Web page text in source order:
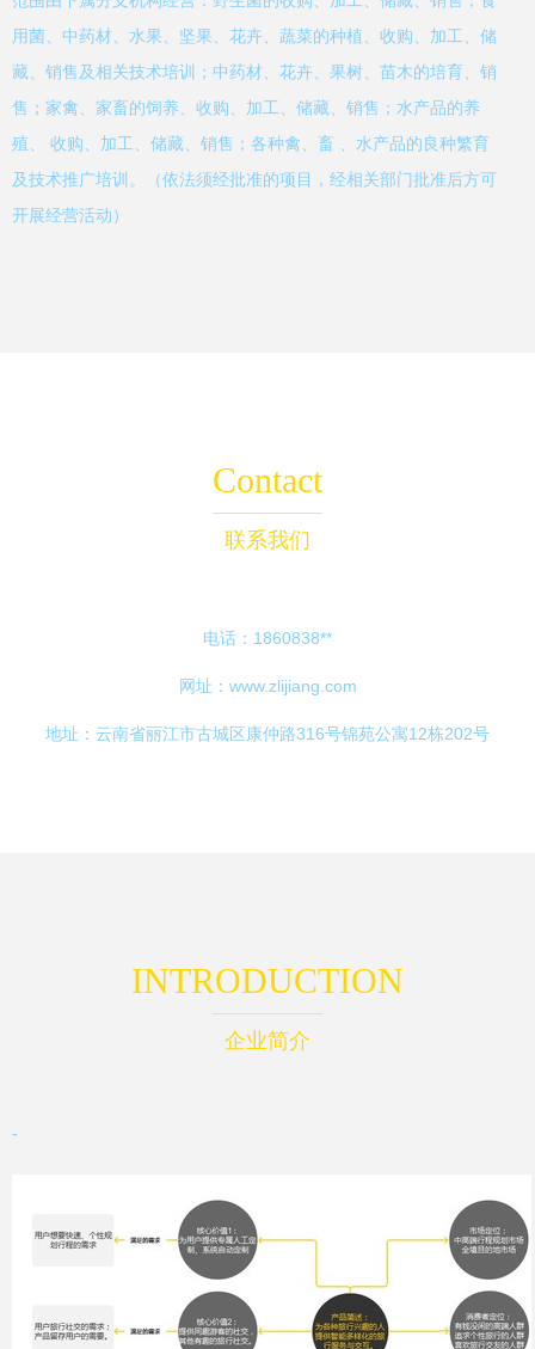
用菌、中药材、水果、坚果、花卉、蔬菜的种植、收购、加工、储
藏、销售及相关技术培训；中药材、花卉、果树、苗木的培育、销
售；家禽、家畜的饲养、收购、加工、储藏、销售；水产品的养
殖、 收购、加工、储藏、销售；各种禽、畜 、水产品的良种繁育
及技术推广培训。（依法须经批准的项目，经相关部门批准后方可
开展经营活动）
Contact
联系我们
电话：1860838**
网址： www.zlijiang.com
地址：云南省丽江市古城区康仲路316号锦苑公寓12栋202号
INTRODUCTION
企业简介
-